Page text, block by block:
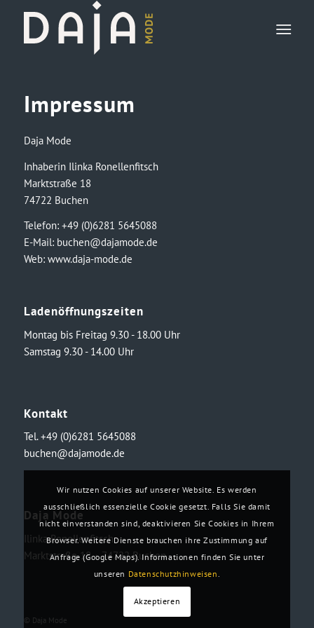
Impressum
Daja Mode
Inhaberin Ilinka Ronellenfitsch
Marktstraße 18
74722 Buchen
Telefon: +49 (0)6281 5645088‬
E-Mail: buchen@dajamode.de
Web: www.daja-mode.de
Ladenöffnungszeiten
Montag bis Freitag 9.30 ‑ 18.00 Uhr
Samstag 9.30 ‑ 14.00 Uhr
Kontakt
Tel. +49 (0)6281 5645088
buchen@dajamode.de
Daja Mode
Ilinka Ronellenfitsch
Marktstraße 18・74722 Buchen
© Daja Mode
Wir nutzen Cookies auf unserer Website. Es werden
ausschließlich essenzielle Cookie gesetzt. Falls Sie damit
nicht einverstanden sind, deaktivieren Sie Cookies in Ihrem
Browser. Weitere Dienste brauchen ihre Zustimmung auf
Anfrage (Google Maps). Informationen finden Sie unter
unseren Datenschutzhinweisen.
Akzeptieren